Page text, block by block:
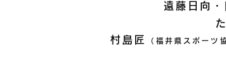
遠藤日向
村島匠
（福井県スポーツ